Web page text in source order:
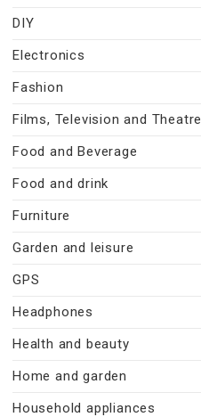
DIY
Electronics
Fashion
Films, Television and Theatre
Food and Beverage
Food and drink
Furniture
Garden and leisure
GPS
Headphones
Health and beauty
Home and garden
Household appliances